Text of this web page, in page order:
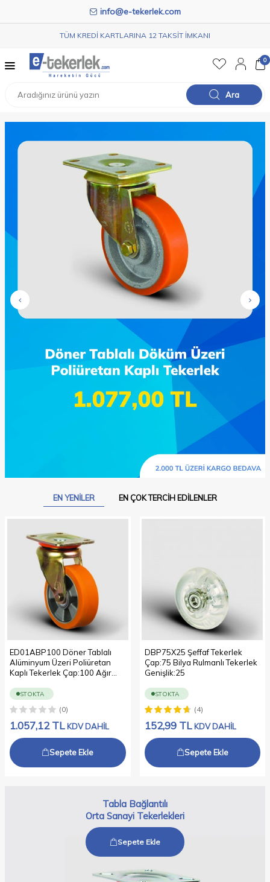
info@e-tekerlek.com
TÜM KREDİ KARTLARINA 12 TAKSİT İMKANI
Ara
0
EN YENILER EN ÇOK TERCIH EDILENLER
ED01ABP100 Döner Tablalı
Alüminyum Üzeri Poliüretan
Kaplı Tekerlek Çap:100 Ağır
Oynak Tabla Bağlantılı Bilya
Rulmanlı
STOKTA
(0)
1.057,12TLKDV DAHİL
Sepete Ekle
DBP75X25 Şeffaf Tekerlek
Çap:75 Bilya Rulmanlı Tekerlek
Genişlik:25
STOKTA
(4)
152,99TLKDV DAHİL
Sepete Ekle
Tabla Bağlantılı
Orta Sanayi Tekerlekleri
Sepete Ekle